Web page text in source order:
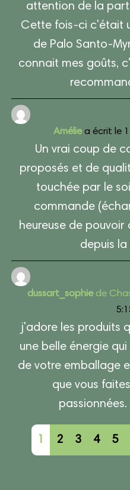
attention de la
Cette fois-ci c'était
de Palo Santo-
connait mes goûts,
Amélie a écrit le
Un vrai coup de
proposés et de
touchée par le
commande
heureuse de
depuis
dussart_sophie de
j'adore les produits
une belle énergie
de votre emballage
que vous
Navigation
dans
1 2 3 4 5